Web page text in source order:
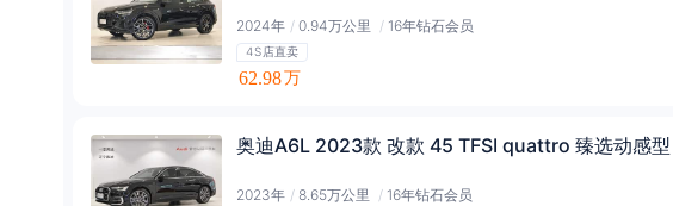
2024年 / 0.94万公里 / 16年钻石会员
4S店直卖
62.98万
奥迪A6L 2023款 改款 45 TFSI quattro 臻选动感型
2023年 / 8.65万公里 / 16年钻石会员